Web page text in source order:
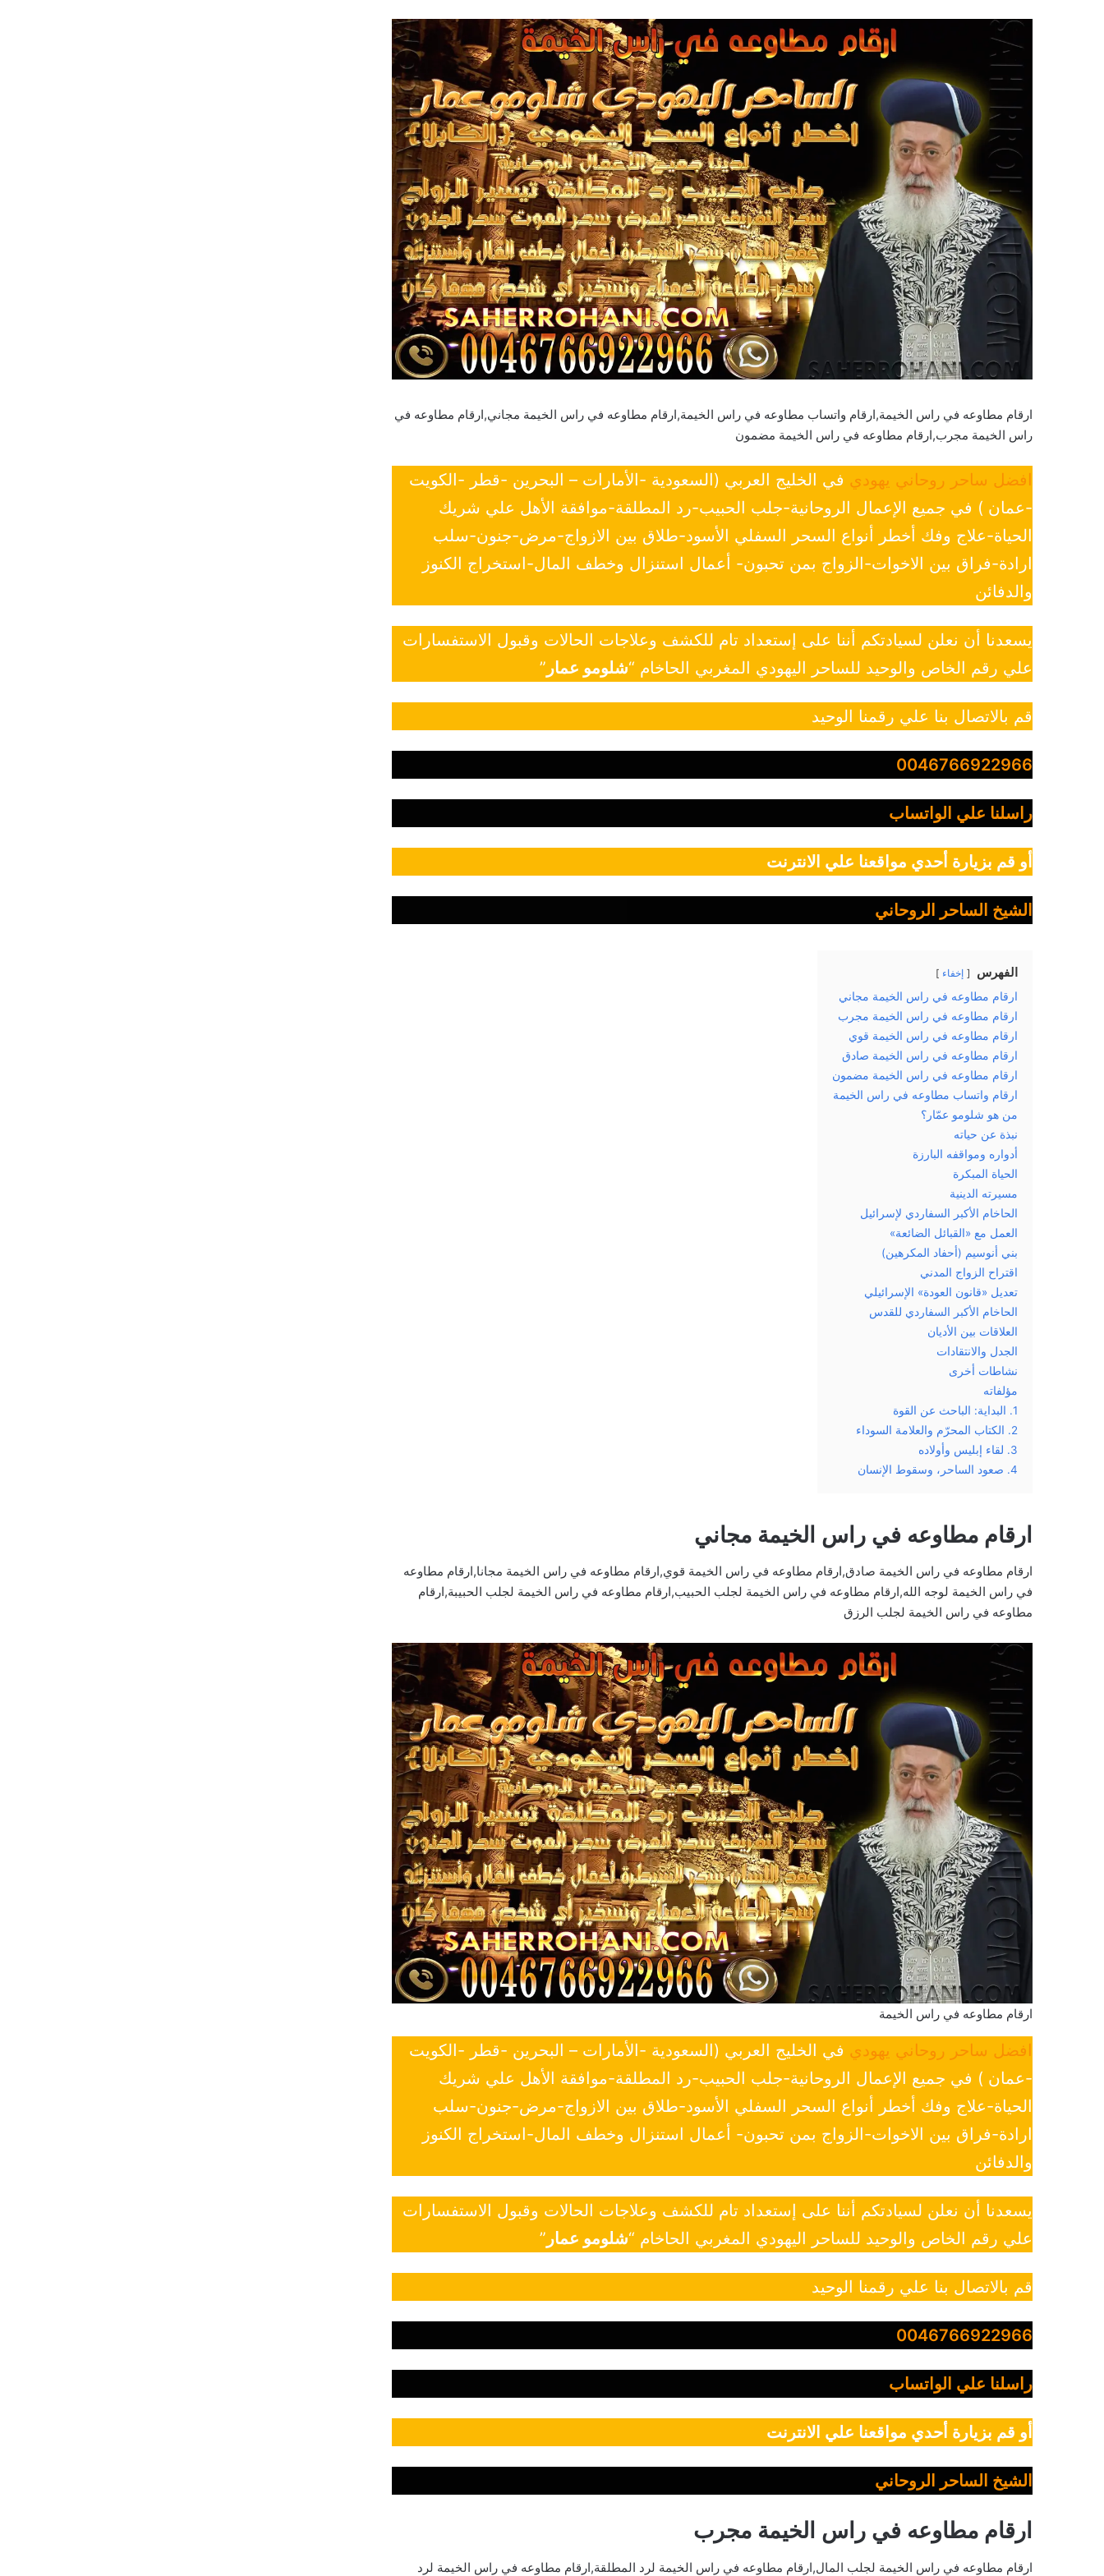
ارقام مطاوعه في راس الخيمة,ارقام واتساب مطاوعه في راس الخيمة,ارقام مطاوعه في راس الخيمة مجاني,ارقام مطاوعه في
راس الخيمة مجرب,ارقام مطاوعه في راس الخيمة مضمون
افضل ساحر روحاني يهودي في الخليج العربي (السعودية -الأمارات – البحرين -قطر -الكويت
-عمان ) في جميع الإعمال الروحانية-جلب الحبيب-رد المطلقة-موافقة الأهل علي شريك
الحياة-علاج وفك أخطر أنواع السحر السفلي الأسود-طلاق بين الازواج-مرض-جنون-سلب
ارادة-فراق بين الاخوات-الزواج بمن تحبون- أعمال استنزال وخطف المال-استخراج الكنوز
والدفائن
يسعدنا أن نعلن لسيادتكم أننا على إستعداد تام للكشف وعلاجات الحالات وقبول الاستفسارات
علي رقم الخاص والوحيد للساحر اليهودي المغربي الحاخام “شلومو عمار ”
قم بالاتصال بنا علي رقمنا الوحيد
0046766922966
راسلنا علي الواتساب
أو قم بزيارة أحدي مواقعنا علي الانترنت
الشيخ الساحر الروحاني
الفهرس إخفاء
ارقام مطاوعه في راس الخيمة مجاني
ارقام مطاوعه في راس الخيمة مجرب
ارقام مطاوعه في راس الخيمة قوي
ارقام مطاوعه في راس الخيمة صادق
ارقام مطاوعه في راس الخيمة مضمون
ارقام واتساب مطاوعه في راس الخيمة
من هو شلومو عمّار؟
نبذة عن حياته
أدواره ومواقفه البارزة
الحياة المبكرة
مسيرته الدينية
الحاخام الأكبر السفاردي لإسرائيل
العمل مع «القبائل الضائعة»
بني أنوسيم (أحفاد المكرهين)
اقتراح الزواج المدني
تعديل «قانون العودة» الإسرائيلي
الحاخام الأكبر السفاردي للقدس
العلاقات بين الأديان
الجدل والانتقادات
نشاطات أخرى
مؤلفاته
1. البداية: الباحث عن القوة
2. الكتاب المحرّم والعلامة السوداء
3. لقاء إبليس وأولاده
4. صعود الساحر، وسقوط الإنسان
ارقام مطاوعه في راس الخيمة مجاني
ارقام مطاوعه في راس الخيمة صادق,ارقام مطاوعه في راس الخيمة قوي,ارقام مطاوعه في راس الخيمة مجانا,ارقام مطاوعه
في راس الخيمة لوجه الله,ارقام مطاوعه في راس الخيمة لجلب الحبيب,ارقام مطاوعه في راس الخيمة لجلب الحبيبة,ارقام
مطاوعه في راس الخيمة لجلب الرزق
ارقام مطاوعه في راس الخيمة
افضل ساحر روحاني يهودي في الخليج العربي (السعودية -الأمارات – البحرين -قطر -الكويت
-عمان ) في جميع الإعمال الروحانية-جلب الحبيب-رد المطلقة-موافقة الأهل علي شريك
الحياة-علاج وفك أخطر أنواع السحر السفلي الأسود-طلاق بين الازواج-مرض-جنون-سلب
ارادة-فراق بين الاخوات-الزواج بمن تحبون- أعمال استنزال وخطف المال-استخراج الكنوز
والدفائن
يسعدنا أن نعلن لسيادتكم أننا على إستعداد تام للكشف وعلاجات الحالات وقبول الاستفسارات
علي رقم الخاص والوحيد للساحر اليهودي المغربي الحاخام “شلومو عمار ”
قم بالاتصال بنا علي رقمنا الوحيد
0046766922966
راسلنا علي الواتساب
أو قم بزيارة أحدي مواقعنا علي الانترنت
الشيخ الساحر الروحاني
ارقام مطاوعه في راس الخيمة مجرب
ارقام مطاوعه في راس الخيمة لجلب المال,ارقام مطاوعه في راس الخيمة لرد المطلقة,ارقام مطاوعه في راس الخيمة لرد